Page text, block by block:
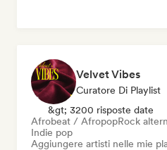
Velvet Vibes
Curatore Di Playlist
&gt; 3200 risposte date
Afrobeat / AfropopRock
Indie pop
Aggiungere artisti nelle mie